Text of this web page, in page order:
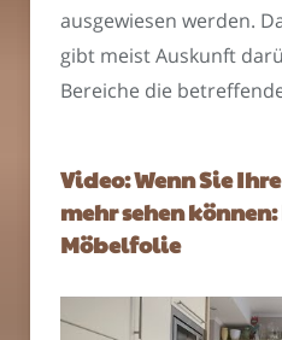
ausgewiesen werden.
gibt meist Auskunft
Bereiche die
Video: Wenn Sie
mehr sehen
Möbelfolie